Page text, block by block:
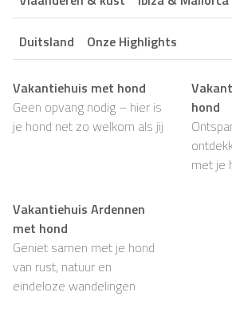
Duitsland Onze Highlights
Vakantiehuis met hond
Geen opvang nodig – hier is
je hond net zo welkom als jij
hond
met je
Vakantiehuis Ardennen
met hond
Geniet samen met je hond
van rust, natuur en
eindeloze wandelingen